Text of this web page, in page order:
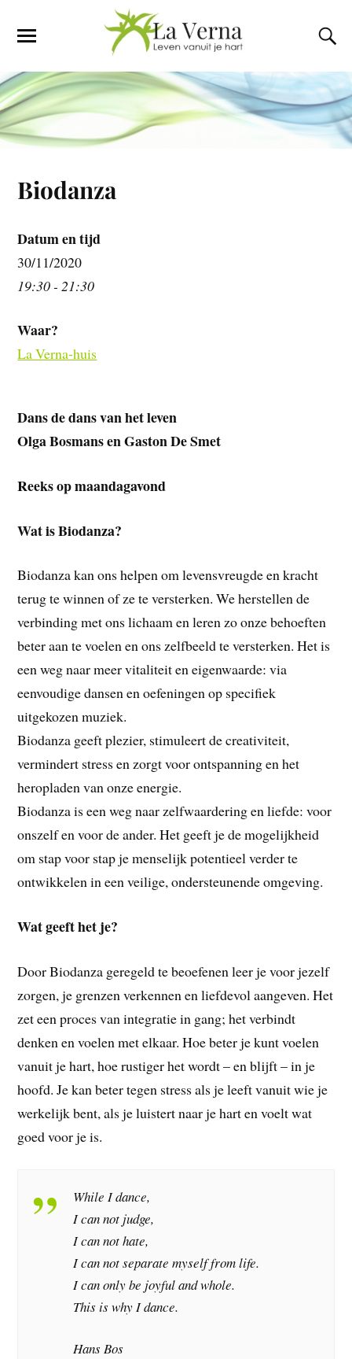
Biodanza
Datum en tijd
30/11/2020
19:30 - 21:30
Waar?
La Verna-huis
Dans de dans van het leven
Olga Bosmans en Gaston De Smet
Reeks op maandagavond
Wat is Biodanza?
Biodanza kan ons helpen om levensvreugde en kracht
terug te winnen of ze te versterken. We herstellen de
verbinding met ons lichaam en leren zo onze behoeften
beter aan te voelen en ons zelfbeeld te versterken. Het is
een weg naar meer vitaliteit en eigenwaarde: via
eenvoudige dansen en oefeningen op specifiek
uitgekozen muziek.
Biodanza geeft plezier, stimuleert de creativiteit,
vermindert stress en zorgt voor ontspanning en het
heropladen van onze energie.
Biodanza is een weg naar zelfwaardering en liefde: voor
onszelf en voor de ander. Het geeft je de mogelijkheid
om stap voor stap je menselijk potentieel verder te
ontwikkelen in een veilige, ondersteunende omgeving.
Wat geeft het je?
Door Biodanza geregeld te beoefenen leer je voor jezelf
zorgen, je grenzen verkennen en liefdevol aangeven. Het
zet een proces van integratie in gang; het verbindt
denken en voelen met elkaar. Hoe beter je kunt voelen
vanuit je hart, hoe rustiger het wordt – en blijft – in je
hoofd. Je kan beter tegen stress als je leeft vanuit wie je
werkelijk bent, als je luistert naar je hart en voelt wat
goed voor je is.
While I dance,
I can not judge,
I can not hate,
I can not separate myself from life.
I can only be joyful and whole.
This is why I dance.
Hans Bos